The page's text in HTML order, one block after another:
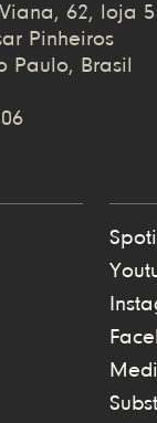
62, loja 5
Pinheiros
Paulo, Brasil